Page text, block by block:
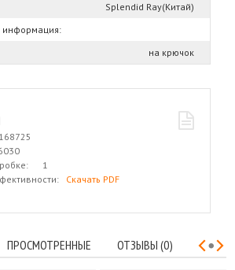
Splendid Ray(Китай)
информация:
на крючок
1
Скачать PDF
ПРОСМОТРЕННЫЕ ОТЗЫВЫ (0)